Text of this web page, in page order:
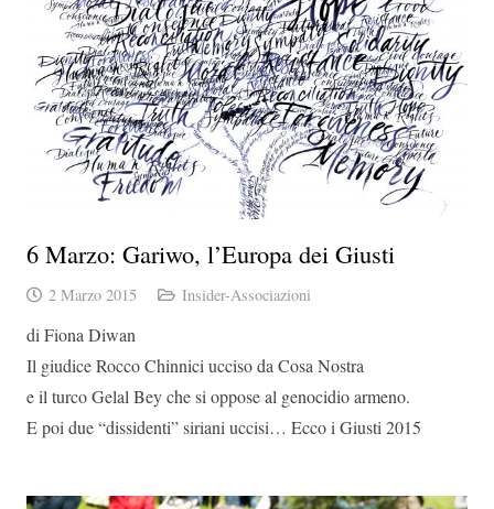
6 Marzo: Gariwo, l’Europa dei Giusti
2 Marzo 2015 Insider-Associazioni
di Fiona Diwan
Il giudice Rocco Chinnici ucciso da Cosa Nostra
e il turco Gelal Bey che si oppose al genocidio armeno.
E poi due “dissidenti” siriani uccisi… Ecco i Giusti 2015